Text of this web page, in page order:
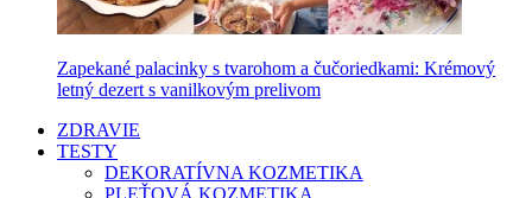
Zapekané palacinky s tvarohom a čučoriedkami: Krémový
letný dezert s vanilkovým prelivom
ZDRAVIE
TESTY
DEKORATÍVNA KOZMETIKA
PLEŤOVÁ KOZMETIKA